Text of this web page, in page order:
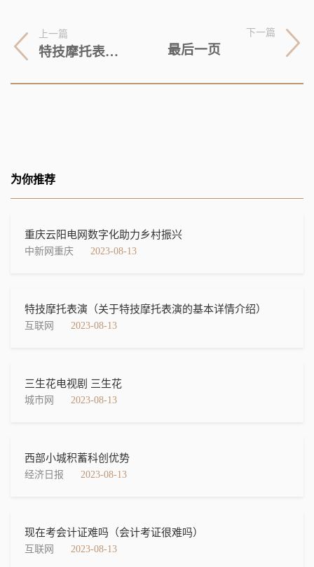
上一篇
特技摩托表演（关于特技摩托表演的基本详情介绍）
下一篇
最后一页
为你推荐
重庆云阳电网数字化助力乡村振兴
中新网重庆 2023-08-13
特技摩托表演（关于特技摩托表演的基本详情介绍）
互联网 2023-08-13
三生花电视剧 三生花
城市网 2023-08-13
西部小城积蓄科创优势
经济日报 2023-08-13
现在考会计证难吗（会计考证很难吗）
互联网 2023-08-13